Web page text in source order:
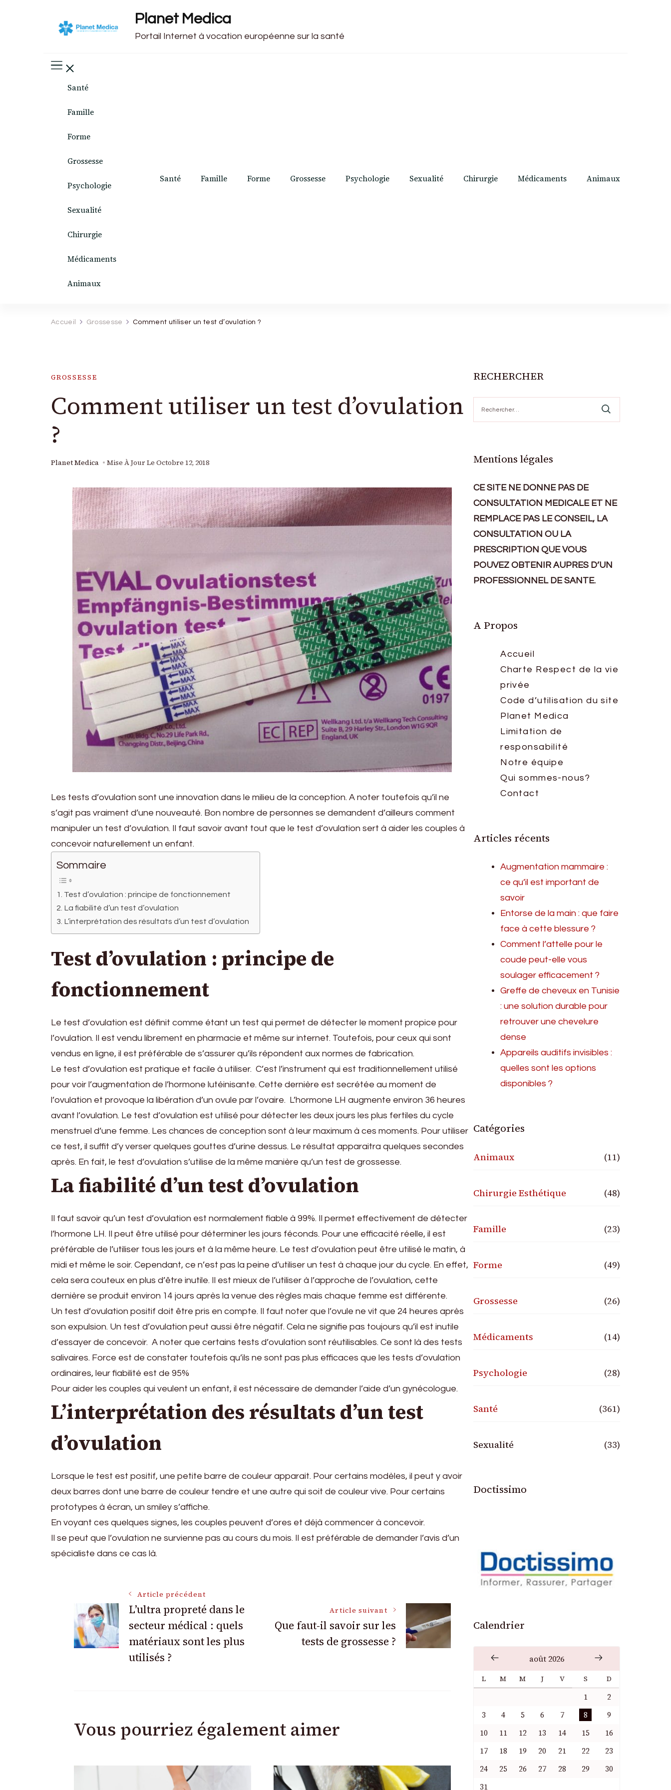
Planet Medica
Portail Internet à vocation européenne sur la santé
Santé
Famille
Forme
Grossesse
Psychologie
Sexualité
Chirurgie
Médicaments
Animaux
Santé Famille Forme Grossesse Psychologie Sexualité Chirurgie Médicaments Animaux
Accueil Grossesse Comment utiliser un test d’ovulation ?
GROSSESSE
Comment utiliser un test d’ovulation
?
Planet Medica Mise À Jour Le Octobre 12, 2018
Les tests d’ovulation sont une innovation dans le milieu de la conception. A noter toutefois qu’il ne
s’agit pas vraiment d’une nouveauté. Bon nombre de personnes se demandent d’ailleurs comment
manipuler un test d’ovulation. Il faut savoir avant tout que le test d’ovulation sert à aider les couples à
concevoir naturellement un enfant.
Sommaire
Test d’ovulation : principe de fonctionnement
La fiabilité d’un test d’ovulation
L’interprétation des résultats d’un test d’ovulation
Test d’ovulation : principe de
fonctionnement
Le test d’ovulation est définit comme étant un test qui permet de détecter le moment propice pour
l’ovulation. Il est vendu librement en pharmacie et même sur internet. Toutefois, pour ceux qui sont
vendus en ligne, il est préférable de s’assurer qu’ils répondent aux normes de fabrication.
Le test d’ovulation est pratique et facile à utiliser. C’est l’instrument qui est traditionnellement utilisé
pour voir l’augmentation de l’hormone lutéinisante. Cette dernière est secrétée au moment de
l’ovulation et provoque la libération d’un ovule par l’ovaire. L’hormone LH augmente environ 36 heures
avant l’ovulation. Le test d’ovulation est utilisé pour détecter les deux jours les plus fertiles du cycle
menstruel d’une femme. Les chances de conception sont à leur maximum à ces moments. Pour utiliser
ce test, il suffit d’y verser quelques gouttes d’urine dessus. Le résultat apparaitra quelques secondes
après. En fait, le test d’ovulation s’utilise de la même manière qu’un test de grossesse.
La fiabilité d’un test d’ovulation
Il faut savoir qu’un test d’ovulation est normalement fiable à 99%. Il permet effectivement de détecter
l’hormone LH. Il peut être utilisé pour déterminer les jours féconds. Pour une efficacité réelle, il est
préférable de l’utiliser tous les jours et à la même heure. Le test d’ovulation peut être utilisé le matin, à
midi et même le soir. Cependant, ce n’est pas la peine d’utiliser un test à chaque jour du cycle. En effet,
cela sera couteux en plus d’être inutile. Il est mieux de l’utiliser à l’approche de l’ovulation, cette
dernière se produit environ 14 jours après la venue des règles mais chaque femme est différente.
Un test d’ovulation positif doit être pris en compte. Il faut noter que l’ovule ne vit que 24 heures après
son expulsion. Un test d’ovulation peut aussi être négatif. Cela ne signifie pas toujours qu’il est inutile
d’essayer de concevoir. A noter que certains tests d’ovulation sont réutilisables. Ce sont là des tests
salivaires. Force est de constater toutefois qu’ils ne sont pas plus efficaces que les tests d’ovulation
ordinaires, leur fiabilité est de 95%
Pour aider les couples qui veulent un enfant, il est nécessaire de demander l’aide d’un gynécologue.
L’interprétation des résultats d’un test
d’ovulation
Lorsque le test est positif, une petite barre de couleur apparait. Pour certains modèles, il peut y avoir
deux barres dont une barre de couleur tendre et une autre qui soit de couleur vive. Pour certains
prototypes à écran, un smiley s’affiche.
En voyant ces quelques signes, les couples peuvent d’ores et déjà commencer à concevoir.
Il se peut que l’ovulation ne survienne pas au cours du mois. Il est préférable de demander l’avis d’un
spécialiste dans ce cas là.
Navigation
des
articles
Article précédent
L’ultra propreté dans le
secteur médical : quels
matériaux sont les plus
utilisés ?
Article suivant
Que faut-il savoir sur les
tests de grossesse ?
Vous pourriez également aimer
RECHERCHER
Mentions légales
CE SITE NE DONNE PAS DE
CONSULTATION MEDICALE ET NE
REMPLACE PAS LE CONSEIL, LA
CONSULTATION OU LA
PRESCRIPTION QUE VOUS
POUVEZ OBTENIR AUPRES D’UN
PROFESSIONNEL DE SANTE.
A Propos
Accueil
Charte Respect de la vie
privée
Code d’utilisation du site
Planet Medica
Limitation de
responsabilité
Notre équipe
Qui sommes-nous?
Contact
Articles récents
Augmentation mammaire :
ce qu’il est important de
savoir
Entorse de la main : que faire
face à cette blessure ?
Comment l’attelle pour le
coude peut-elle vous
soulager efficacement ?
Greffe de cheveux en Tunisie
: une solution durable pour
retrouver une chevelure
dense
Appareils auditifs invisibles :
quelles sont les options
disponibles ?
Catégories
Animaux (11)
Chirurgie Esthétique (48)
Famille (23)
Forme (49)
Grossesse (26)
Médicaments (14)
Psychologie (28)
Santé (361)
Sexualité (33)
Doctissimo
Calendrier
août 2026
L M M J V S D
1
2
3
4 5 6 7 8
9
10
11 12 13 14 15
16
17
18 19 20 21 22
23
24
25 26 27 28 29
30
31